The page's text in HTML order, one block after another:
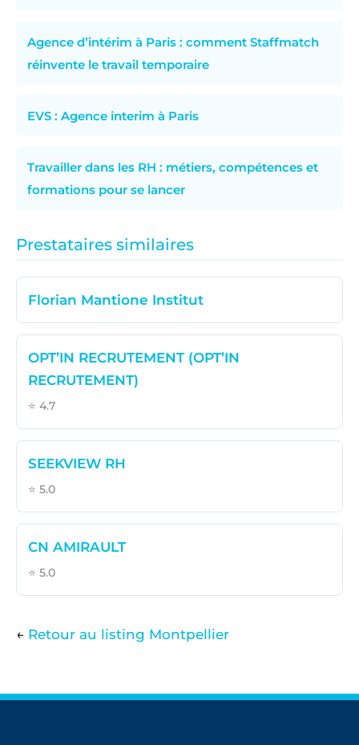
Agence d’intérim à Paris : comment Staffmatch
réinvente le travail temporaire
EVS : Agence interim à Paris
Travailler dans les RH : métiers, compétences et
formations pour se lancer
Prestataires similaires
Florian Mantione Institut
OPT’IN RECRUTEMENT (OPT’IN
RECRUTEMENT)
⭐ 4.7
SEEKVIEW RH
⭐ 5.0
CN AMIRAULT
⭐ 5.0
← Retour au listing Montpellier